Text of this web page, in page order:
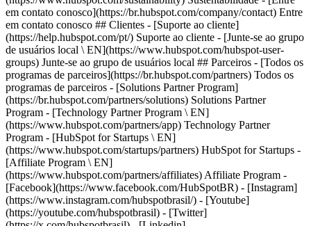
-
[Facebook](https://www.facebook.com/HubSpotBR) - [Instagram]
(https://www.instagram.com/hubspotbrasil/) - [Youtube]
(https://youtube.com/hubspotbrasil) - [Twitter]